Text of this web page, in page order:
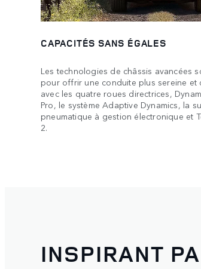
CAPACITÉS SANS ÉGALES
Les technologies de châssis avancées
pour offrir une conduite plus sereine et
avec les quatre roues directrices,
Pro, le système Adaptive Dynamics, la
pneumatique à gestion électronique et
2.
INSPIRANT